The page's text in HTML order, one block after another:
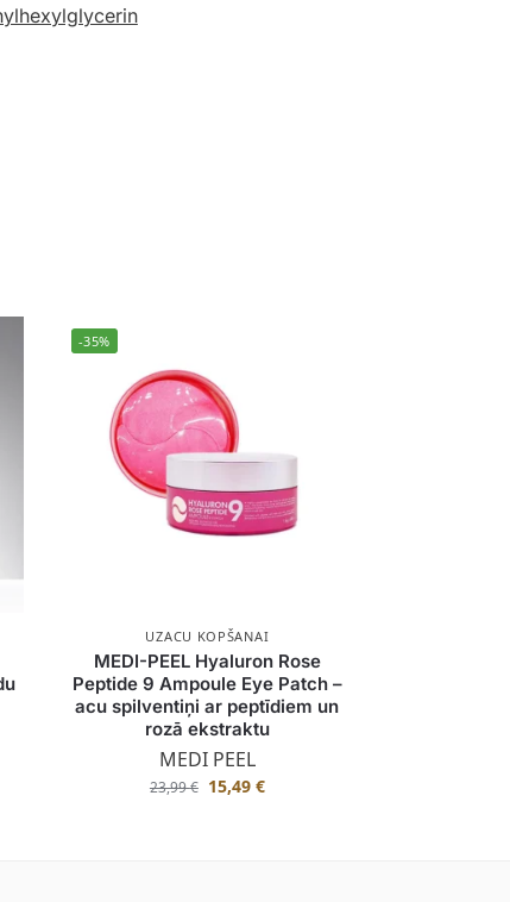
-35%
UZACU KOPŠANAI
MEDI-PEEL Hyaluron Rose
Peptide 9 Ampoule Eye Patch –
acu spilventiņi ar peptīdiem un
rozā ekstraktu
MEDI PEEL
23,99€ 15,49 €